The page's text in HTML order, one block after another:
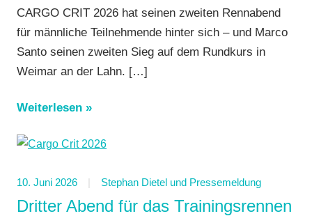
CARGO CRIT 2026 hat seinen zweiten Rennabend
für männliche Teilnehmende hinter sich – und Marco
Santo seinen zweiten Sieg auf dem Rundkurs in
Weimar an der Lahn. […]
Weiterlesen
10. Juni 2026 Stephan Dietel und Pressemeldung
Dritter Abend für das Trainingsrennen